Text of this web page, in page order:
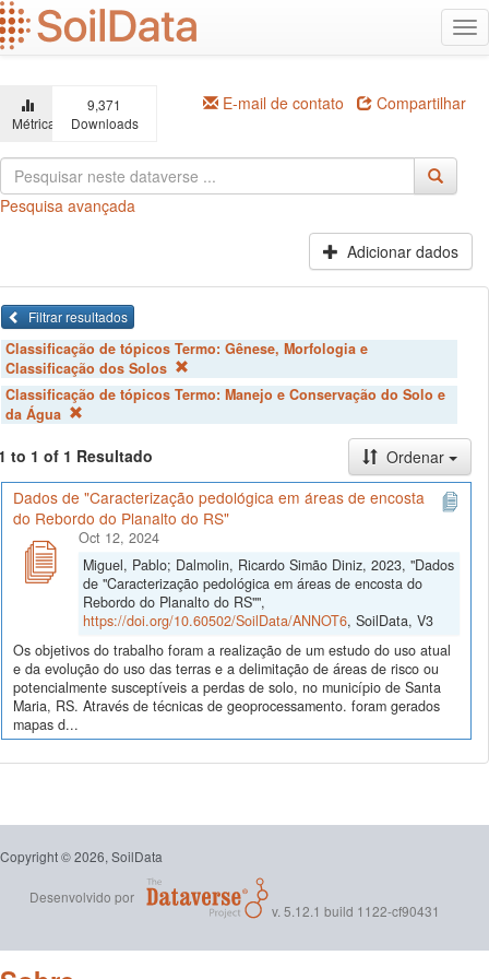
Ir
para
o
principal
Métricas
9,371
Downloads
E-mail de contato Compartilhar
Pesquisa avançada
Adicionar dados
Filtrar resultados
Classificação de tópicos Termo: Gênese, Morfologia e
Classificação dos Solos
Classificação de tópicos Termo: Manejo e Conservação do Solo e
da Água
to 1 of 1 Resultado
Ordenar
Dados de "Caracterização pedológica em áreas de encosta
do Rebordo do Planalto do RS"
Oct 12, 2024
Miguel, Pablo; Dalmolin, Ricardo Simão Diniz, 2023, "Dados
de "Caracterização pedológica em áreas de encosta do
Rebordo do Planalto do RS"",
https://doi.org/10.60502/SoilData/ANNOT6, SoilData, V3
Os objetivos do trabalho foram a realização de um estudo do uso atual
e da evolução do uso das terras e a delimitação de áreas de risco ou
potencialmente susceptíveis a perdas de solo, no município de Santa
Maria, RS. Através de técnicas de geoprocessamento. foram gerados
mapas d...
Copyright © 2026, SoilData
Desenvolvido por
v. 5.12.1 build 1122-cf90431